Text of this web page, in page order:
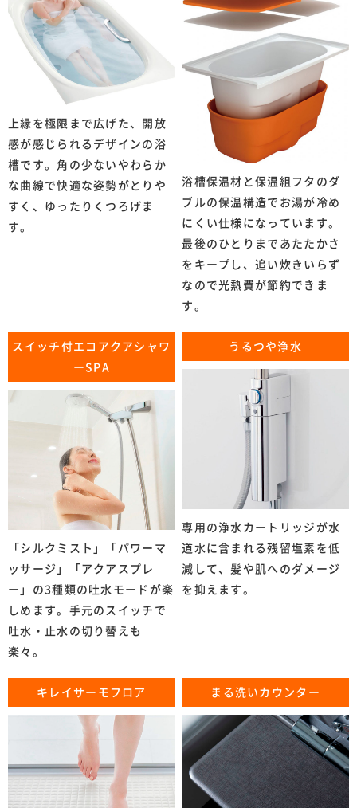
上縁を極限まで広げた、開放
感が感じられるデザインの浴
槽です。角の少ないやわらか
な曲線で快適な姿勢がとりや
すく、ゆったりくつろげま
す。
浴槽保温材と保温組フタのダ
ブルの保温構造でお湯が冷め
にくい仕様になっています。
最後のひとりまであたたかさ
をキープし、追い炊きいらず
なので光熱費が節約できま
す。
スイッチ付エコアクアシャワ
ーSPA
「シルクミスト」「パワーマ
ッサージ」「アクアスプレ
ー」の3種類の吐水モードが楽
しめます。手元のスイッチで
吐水・止水の切り替えも
楽々。
うるつや浄水
専用の浄水カートリッジが水
道水に含まれる残留塩素を低
減して、髪や肌へのダメージ
を抑えます。
キレイサーモフロア まる洗いカウンター